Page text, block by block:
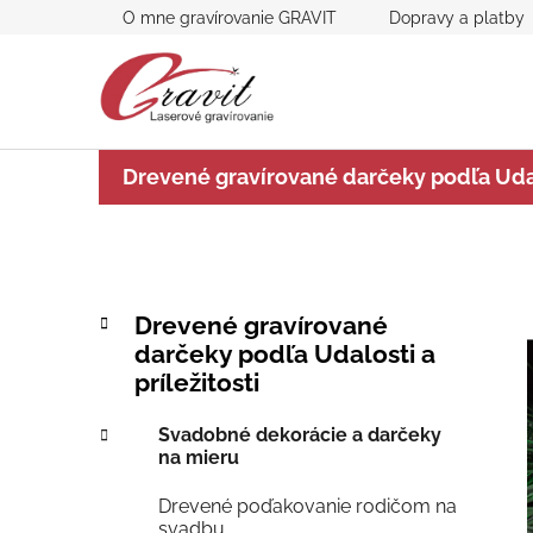
O mne gravírovanie GRAVIT Dopravy a platby
Drevené gravírované darčeky podľa
B
ý
kategórie
K
a
ó
Drevené gravírované
darčeky podľa Udalosti a
príležitosti
Svadobné dekorácie a darčeky
na mieru
Drevené poďakovanie rodičom na